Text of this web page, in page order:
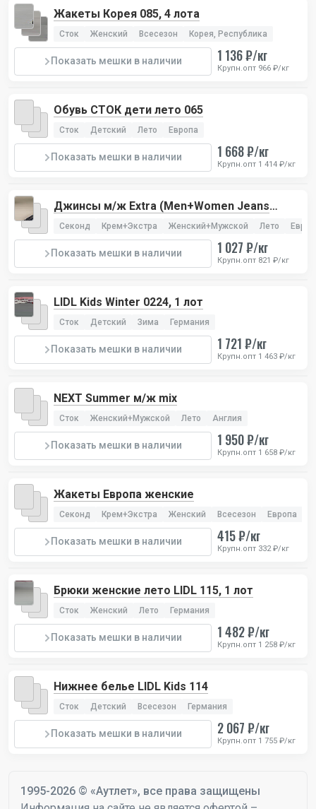
Жакеты Корея 085, 4 лота
Сток Женский Всесезон Корея, Республика
Показать мешки в наличии 1 136 ₽/кг
Крупн.опт 966 ₽/кг
Обувь СТОК дети лето 065
Сток Детский Лето Европа
Показать мешки в наличии 1 668 ₽/кг
Крупн.опт 1 414 ₽/кг
Джинсы м/ж Extra (Men+Women Jeans
Extra), 1 лот
Секонд Крем+Экстра Женский+Мужской Лето
Показать мешки в наличии 1 027 ₽/кг
Крупн.опт 821 ₽/кг
LIDL Kids Winter 0224, 1 лот
Сток Детский Зима Германия
Показать мешки в наличии 1 721 ₽/кг
Крупн.опт 1 463 ₽/кг
NEXT Summer м/ж mix
Сток Женский+Мужской Лето Англия
Показать мешки в наличии 1 950 ₽/кг
Крупн.опт 1 658 ₽/кг
Жакеты Европа женские
Секонд Крем+Экстра Женский Всесезон Европа
Показать мешки в наличии 415 ₽/кг
Крупн.опт 332 ₽/кг
Брюки женские лето LIDL 115, 1 лот
Сток Женский Лето Германия
Показать мешки в наличии 1 482 ₽/кг
Крупн.опт 1 258 ₽/кг
Нижнее белье LIDL Kids 114
Сток Детский Всесезон Германия
Показать мешки в наличии 2 067 ₽/кг
Крупн.опт 1 755 ₽/кг
1995-2026 © «Аутлет», все права защищены